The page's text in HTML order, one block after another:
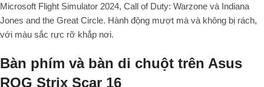
Microsoft Flight Simulator 2024, Call of Duty: Warzone và Indiana
Jones and the Great Circle. Hành động mượt mà và không bị rách,
với màu sắc rực rỡ khắp nơi.
Bàn phím và bàn di chuột trên Asus
ROG Strix Scar 16